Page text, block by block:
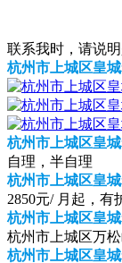
联系我时，请说
杭州市上城区皇
杭州市上城区皇
自理，半自理
杭州市上城区皇
2850元/ 月起，有
杭州市上城区皇
杭州市上城区万
杭州市上城区皇